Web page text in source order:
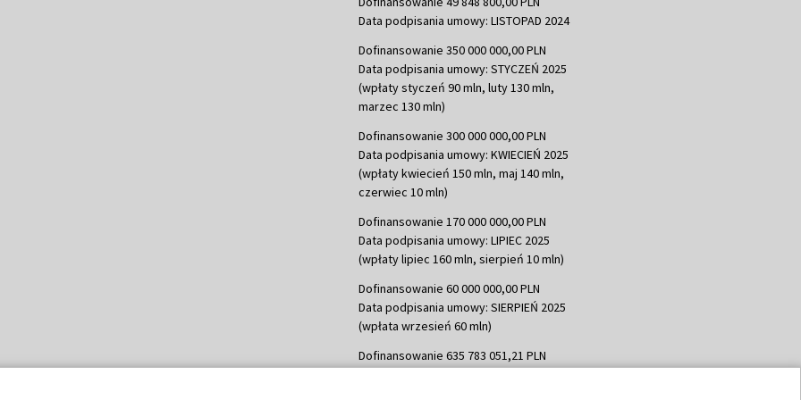
Data podpisania umowy: LISTOPAD 2024
Dofinansowanie 350 000 000,00 PLN
Data podpisania umowy: STYCZEŃ 2025
(wpłaty styczeń 90 mln, luty 130 mln,
marzec 130 mln)
Dofinansowanie 300 000 000,00 PLN
Data podpisania umowy: KWIECIEŃ 2025
(wpłaty kwiecień 150 mln, maj 140 mln,
czerwiec 10 mln)
Dofinansowanie 170 000 000,00 PLN
Data podpisania umowy: LIPIEC 2025
(wpłaty lipiec 160 mln, sierpień 10 mln)
Dofinansowanie 60 000 000,00 PLN
Data podpisania umowy: SIERPIEŃ 2025
(wpłata wrzesień 60 mln)
Dofinansowanie 635 783 051,21 PLN